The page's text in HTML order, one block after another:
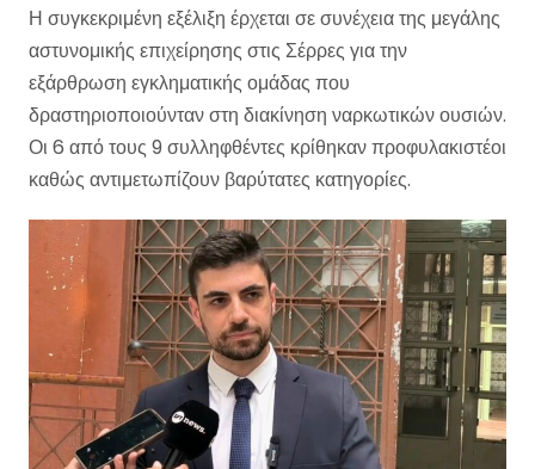
Η συγκεκριμένη εξέλιξη έρχεται σε συνέχεια της μεγάλης
αστυνομικής επιχείρησης στις Σέρρες για την
εξάρθρωση εγκληματικής ομάδας που
δραστηριοποιούνταν στη διακίνηση ναρκωτικών ουσιών.
Οι 6 από τους 9 συλληφθέντες κρίθηκαν προφυλακιστέοι
καθώς αντιμετωπίζουν βαρύτατες κατηγορίες.